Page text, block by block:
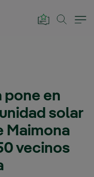
pone en
solar
Maimona
vecinos